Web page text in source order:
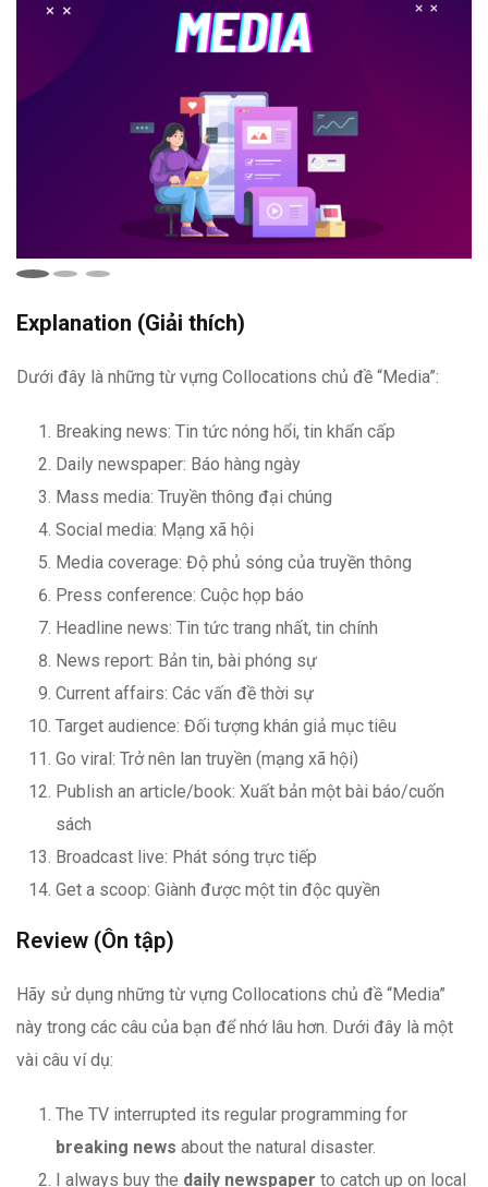
Explanation (Giải thích)
Dưới đây là những từ vựng Collocations chủ đề “Media”:
Breaking news: Tin tức nóng hổi, tin khẩn cấp
Daily newspaper: Báo hàng ngày
Mass media: Truyền thông đại chúng
Social media: Mạng xã hội
Media coverage: Độ phủ sóng của truyền thông
Press conference: Cuộc họp báo
Headline news: Tin tức trang nhất, tin chính
News report: Bản tin, bài phóng sự
Current affairs: Các vấn đề thời sự
Target audience: Đối tượng khán giả mục tiêu
Go viral: Trở nên lan truyền (mạng xã hội)
Publish an article/book: Xuất bản một bài báo/cuốn
sách
Broadcast live: Phát sóng trực tiếp
Get a scoop: Giành được một tin độc quyền
Review (Ôn tập)
Hãy sử dụng những từ vựng Collocations chủ đề “Media”
này trong các câu của bạn để nhớ lâu hơn. Dưới đây là một
vài câu ví dụ:
The TV interrupted its regular programming for
breaking news about the natural disaster.
I always buy the daily newspaper to catch up on local